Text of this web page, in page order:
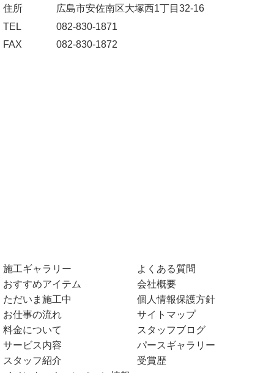
住所
広島市安佐南区大塚西1丁目32-16
TEL
082-830-1871
FAX
082-830-1872
施工ギャラリー
おすすめアイテム
ただいま施工中
お仕事の流れ
料金について
サービス内容
スタッフ紹介
よくある質問
会社概要
個人情報保護方針
サイトマップ
スタッフブログ
パースギャラリー
受賞歴